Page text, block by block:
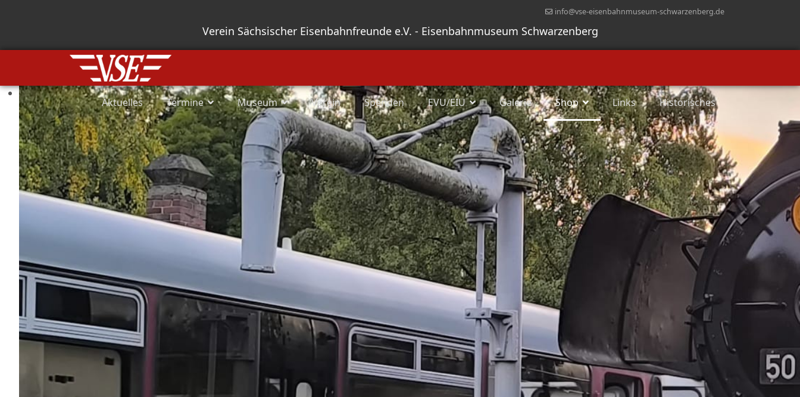
info@vse-eisenbahnmuseum-schwarzenberg.de
Verein Sächsischer Eisenbahnfreunde e.V. - Eisenbahnmuseum Schwarzenberg
Aktuelles Termine Museum Verein Spenden EVU/EIU Galerie Shop Links Historisches